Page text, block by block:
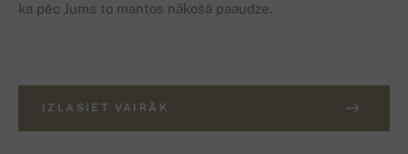
ka pēc Jums to mantos nākošā paaudze.
IZLASIET VAIRĀK